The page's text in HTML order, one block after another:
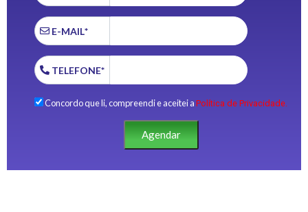
E-MAIL*
TELEFONE*
Concordo que li, compreendi e aceitei a Política de Privacidade.
Agendar